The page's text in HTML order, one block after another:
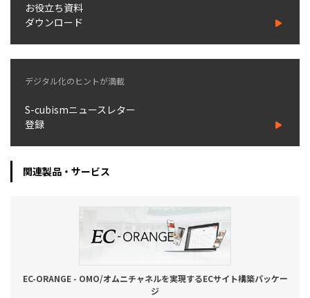
お役立ち資料
ダウンロード
デジタル化のヒントが満載
S-cubismニュースレター
登録
関連製品・サービス
EC-ORANGE - OMO/オムニチャネルを実現するECサイト構築パッケー
ジ